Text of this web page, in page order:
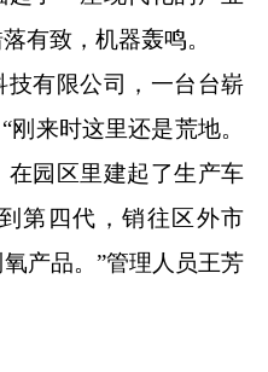
有致，机器轰鸣。
有限公司，一台台崭
刚来时这里还是荒地。
园区里建起了生产车
第四代，销往区外市
产品。”管理人员王芳